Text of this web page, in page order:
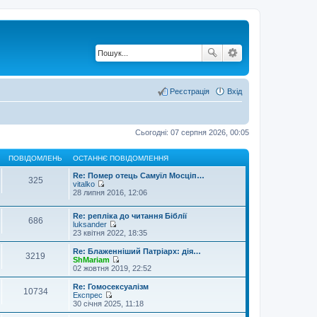
Вхід
Реєстрація
Сьогодні: 07 серпня 2026, 00:05
ПОВІДОМЛЕНЬ ОСТАННЄ ПОВІДОМЛЕННЯ
325
Re: Помер отець Самуїл Мосціп…
vitalko
П
р
е
г
л
я
н
у
т
и
о
с
т
28 липня 2016, 12:06
686
Re: репліка до читання Біблії
luksander
П
е
р
е
г
л
н
у
т
23 квітня 2022, 18:35
3219
Re: Блаженніший Патріарх: дія…
ShMariam
П
е
р
е
г
л
02 жовтня 2019, 22:52
10734
Re: Гомосексуалізм
Експрес
П
е
30 січня 2025, 11:18